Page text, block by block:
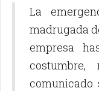
La
madrugada
empresa